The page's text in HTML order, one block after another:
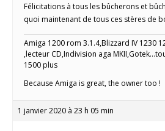
Félicitations à tous les bûcherons et
quoi maintenant de tous ces stères de
Amiga 1200 rom 3.1.4,Blizzard IV 1230
,lecteur CD,Indivision aga
1500 plus
Because Amiga is great, the owner too !
1 janvier 2020 à 23 h 05 min